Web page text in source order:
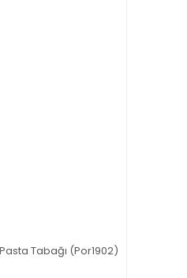
Tabağı (Por1902)